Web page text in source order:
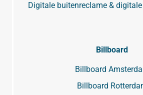
Digitale buitenreclame &
Billboard
Billboard
Billboard